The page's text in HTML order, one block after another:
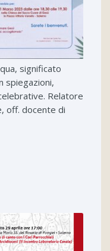
significato
spiegazioni,
Relatore
off. docente di